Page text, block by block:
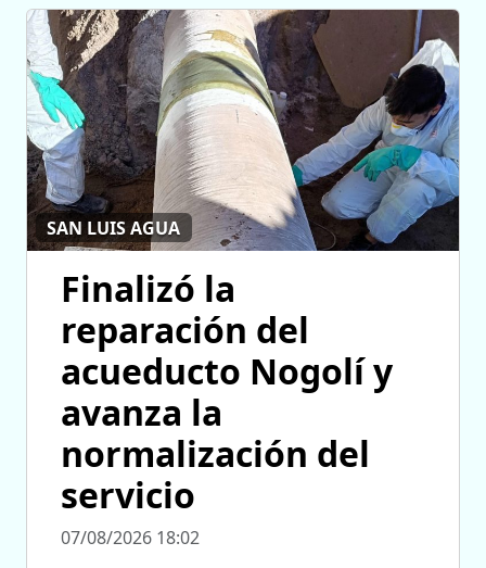
SAN LUIS AGUA
Finalizó la
reparación del
acueducto Nogolí y
avanza la
normalización del
servicio
07/08/2026 18:02